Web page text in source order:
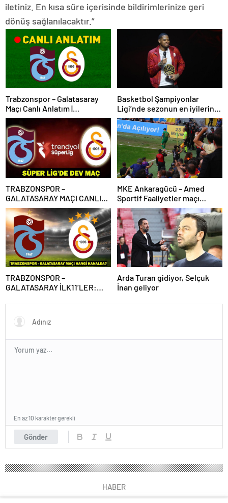
iletiniz. En kısa süre içerisinde bildirimlerinize geri
dönüş sağlanılacaktır.”
Trabzonspor – Galatasaray
Maçı Canlı Anlatım |
Trabzonspor – Galatasaray
Bein Sports 1 Canlı İzle | Lider,
Trabzon deplasmanında
Basketbol Şampiyonlar
Ligi’nde sezonun en iyilerine
ödülleri verildi
TRABZONSPOR –
GALATASARAY MAÇI CANLI
İZLE | Trabzonspor-
Galatasaray maçı canlı izleme
bilgileri! Süper Lig’de dev
maç!
MKE Ankaragücü – Amed
Sportif Faaliyetler maçı
olaylarla başladı
TRABZONSPOR –
GALATASARAY İLK11’LER:
maçı hangi kanalda, saat
kaçta?
Arda Turan gidiyor, Selçuk
İnan geliyor
Gönder
En az 10 karakter gerekli
HABER